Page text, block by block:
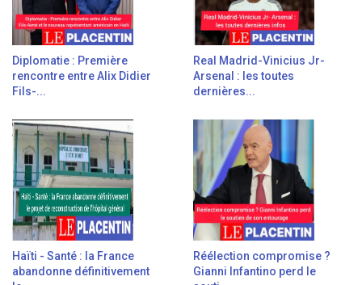
Diplomatie : Première
rencontre entre Alix Didier
Fils-...
Real Madrid-Vinicius Jr-
Arsenal : les toutes
dernières...
Haïti - Santé : la France
abandonne définitivement
Réélection compromise ?
Gianni Infantino perd le